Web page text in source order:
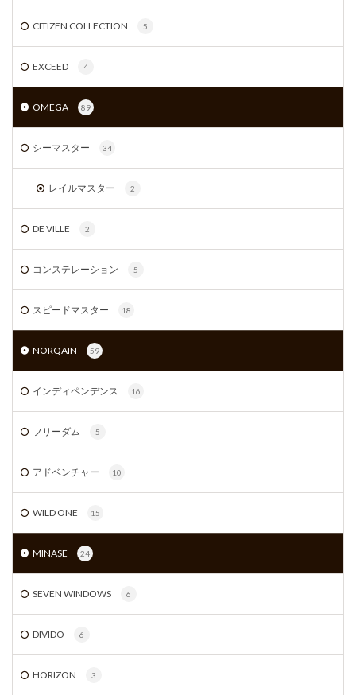
CITIZEN COLLECTION 5
EXCEED 4
OMEGA 89
シーマスター 34
レイルマスター 2
DE VILLE 2
コンステレーション 5
スピードマスター 18
NORQAIN 59
インディペンデンス 16
フリーダム 5
アドベンチャー 10
WILD ONE 15
MINASE 24
SEVEN WINDOWS 6
DIVIDO 6
HORIZON 3